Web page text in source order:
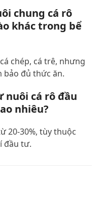
chung cá rô
khác trong bể
chép, cá trê, nhưng
bảo đủ thức ăn.
nuôi cá rô đầu
nhiêu?
20-30%, tùy thuộc
đầu tư.